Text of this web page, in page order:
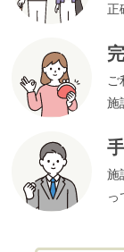
正
ご
施
施
っ